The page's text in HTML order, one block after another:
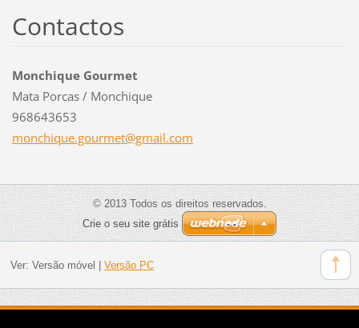
Contactos
Monchique Gourmet
Mata Porcas / Monchique
968643653
monchique.gourmet@gmail.com
© 2013 Todos os direitos reservados.
Crie o seu site grátis
Ver: Versão móvel Versão PC